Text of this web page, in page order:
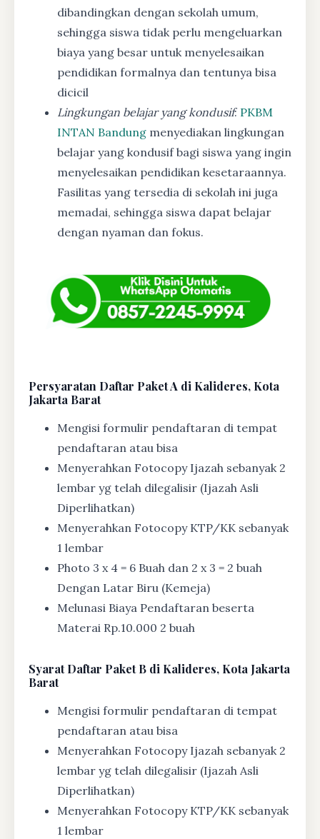
dibandingkan dengan sekolah umum,
sehingga siswa tidak perlu mengeluarkan
biaya yang besar untuk menyelesaikan
pendidikan formalnya dan tentunya bisa
dicicil
Lingkungan belajar yang kondusif: PKBM
INTAN Bandung menyediakan lingkungan
belajar yang kondusif bagi siswa yang ingin
menyelesaikan pendidikan kesetaraannya.
Fasilitas yang tersedia di sekolah ini juga
memadai, sehingga siswa dapat belajar
dengan nyaman dan fokus.
Persyaratan Daftar Paket A di Kalideres, Kota
Jakarta Barat
Mengisi formulir pendaftaran di tempat
pendaftaran atau bisa
Menyerahkan Fotocopy Ijazah sebanyak 2
lembar yg telah dilegalisir (Ijazah Asli
Diperlihatkan)
Menyerahkan Fotocopy KTP/KK sebanyak
1 lembar
Photo 3 x 4 = 6 Buah dan 2 x 3 = 2 buah
Dengan Latar Biru (Kemeja)
Melunasi Biaya Pendaftaran beserta
Materai Rp.10.000 2 buah
SyaratDaftar Paket B di Kalideres, Kota Jakarta
Barat
Mengisi formulir pendaftaran di tempat
pendaftaran atau bisa
Menyerahkan Fotocopy Ijazah sebanyak 2
lembar yg telah dilegalisir (Ijazah Asli
Diperlihatkan)
Menyerahkan Fotocopy KTP/KK sebanyak
1 lembar